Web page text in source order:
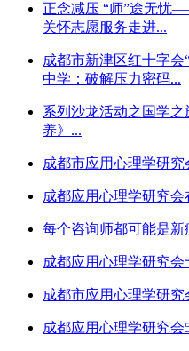
正念减压 “师”途无忧
关怀志愿服务走进...
成都市新津区红十字会
中学：破解压力密码...
系列沙龙活动之国学
养》...
成都市应用心理学研
成都应用心理学研究
每个咨询师都可能是
成都应用心理学研究会
成都市应用心理学研
成都应用心理学研究会